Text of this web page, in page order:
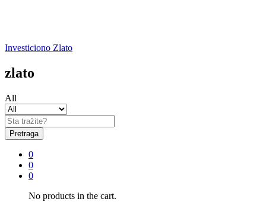
Investiciono Zlato
zlato
All
Pretraga
0
0
0
No products in the cart.